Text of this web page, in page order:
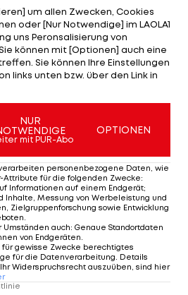
Tore. Zwar möchte Hannover
könnte aber
eine Option. Wenn die
wird, müssen wir ihn
Boss Martin Kind. Bei der
um acht Millionen Euro.
um allen Zwecken, Cookies
oder [Nur Notwendige] im LAOLA1
uns Peronsalisierung von
können mit [Optionen] auch eine
Sie können Ihre Einstellungen
links unten bzw. über den Link in
NUR
mit PUR-Abo
OPTIONEN
personenbezogene Daten, wie
Attribute für die folgenden Zwecke:
Informationen auf einem Endgerät;
Inhalte, Messung von Werbeleistung und
Zielgruppenforschung sowie Entwicklung
.
auch: Genaue Standortdaten
von Endgeräten.
gewisse Zwecke berechtigtes
für die Datenverarbeitung. Details
Widerspruchsrecht auszuüben, sind hier